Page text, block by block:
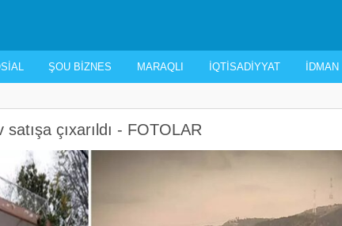
ŞOU BIZNES MARAQLI İQTISADIYYAT İDMAN
çıxarıldı - FOTOLAR